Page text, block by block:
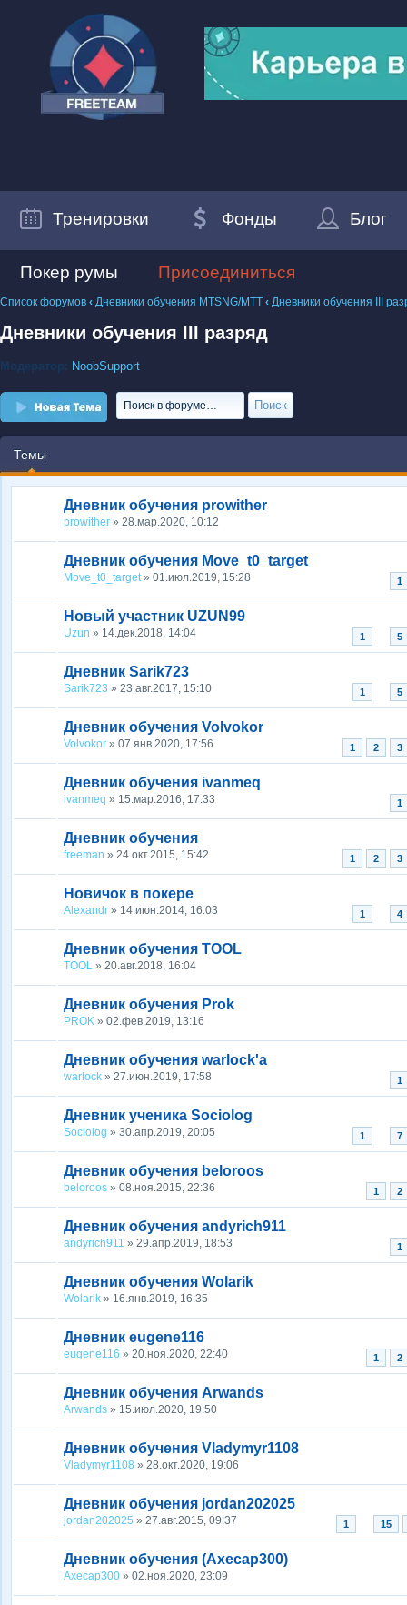
Тренировки Фонды Блог
Покер румы Присоединиться
Список форумов ‹ Дневники обучения MTSNG/МТТ ‹ Дневники обучения III
Дневники обучения III разряд
Модератор: NoobSupport
Новая тема
Темы
Дневник обучения prowither
prowither » 28.мар.2020, 10:12
Дневник обучения Move_t0_target
1
Move_t0_target » 01.июл.2019, 15:28
Новый участник UZUN99
1 5
Uzun » 14.дек.2018, 14:04
Дневник Sarik723
1 5
Sarik723 » 23.авг.2017, 15:10
Дневник обучения Volvokor
1 2 3
Volvokor » 07.янв.2020, 17:56
Дневник обучения ivanmeq
1
ivanmeq » 15.мар.2016, 17:33
Дневник обучения
1 2 3
freeman » 24.окт.2015, 15:42
Новичок в покере
1 4
Alexandr » 14.июн.2014, 16:03
Дневник обучения TOOL
TOOL » 20.авг.2018, 16:04
Дневник обучения Prok
PROK » 02.фев.2019, 13:16
Дневник обучения warlock'a
1
warlock » 27.июн.2019, 17:58
Дневник ученика Sociolog
1 7
Sociolog » 30.апр.2019, 20:05
Дневник обучения beloroos
1 2
beloroos » 08.ноя.2015, 22:36
Дневник обучения andyrich911
1
andyrich911 » 29.апр.2019, 18:53
Дневник обучения Wolarik
Wolarik » 16.янв.2019, 16:35
Дневник eugene116
1 2
eugene116 » 20.ноя.2020, 22:40
Дневник обучения Arwands
Arwands » 15.июл.2020, 19:50
Дневник обучения Vladymyr1108
Vladymyr1108 » 28.окт.2020, 19:06
Дневник обучения jordan202025
1 15
jordan202025 » 27.авг.2015, 09:37
Дневник обучения (Axecap300)
Axecap300 » 02.ноя.2020, 23:09